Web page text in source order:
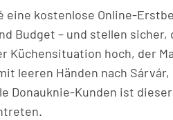
kostenlose Online-
Budget – und stellen sicher,
Küchensituation hoch, der
leeren Händen nach
Donauknie-Kunden ist